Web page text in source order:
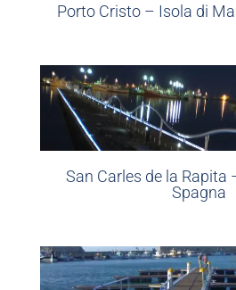
Porto Cristo – Isola di
San Carles de la Rapita
Spagna